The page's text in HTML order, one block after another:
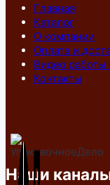
Главная
Каталог
О компании
Оплата и
Видео работы
Контакты
Наши